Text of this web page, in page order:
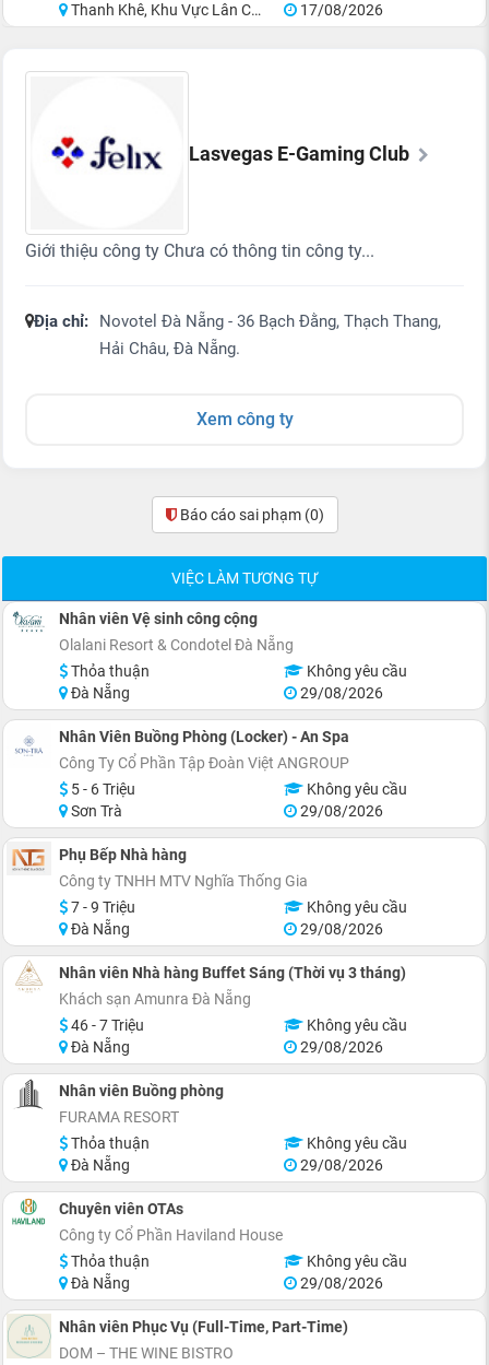
Thanh Khê, Khu Vực Lân Cận Đà Nẵng
17/08/2026
Lasvegas E-Gaming Club
Giới thiệu công ty Chưa có thông tin công ty...
Địa chỉ:
Novotel Đà Nẵng - 36 Bạch Đằng, Thạch Thang,
Hải Châu, Đà Nẵng.
Xem công ty
Báo cáo sai phạm (0)
VIỆC LÀM TƯƠNG TỰ
Nhân viên Vệ sinh công cộng
Olalani Resort & Condotel Đà Nẵng
Thỏa thuận
Không yêu cầu
Đà Nẵng
29/08/2026
Nhân Viên Buồng Phòng (Locker) - An Spa
Công Ty Cổ Phần Tập Đoàn Việt ANGROUP
5 - 6 Triệu
Không yêu cầu
Sơn Trà
29/08/2026
Phụ Bếp Nhà hàng
Công ty TNHH MTV Nghĩa Thống Gia
7 - 9 Triệu
Không yêu cầu
Đà Nẵng
29/08/2026
Nhân viên Nhà hàng Buffet Sáng (Thời vụ 3 tháng)
Khách sạn Amunra Đà Nẵng
46 - 7 Triệu
Không yêu cầu
Đà Nẵng
29/08/2026
Nhân viên Buồng phòng
FURAMA RESORT
Thỏa thuận
Không yêu cầu
Đà Nẵng
29/08/2026
Chuyên viên OTAs
Công ty Cổ Phần Haviland House
Thỏa thuận
Không yêu cầu
Đà Nẵng
29/08/2026
Nhân viên Phục Vụ (Full-Time, Part-Time)
DOM – THE WINE BISTRO